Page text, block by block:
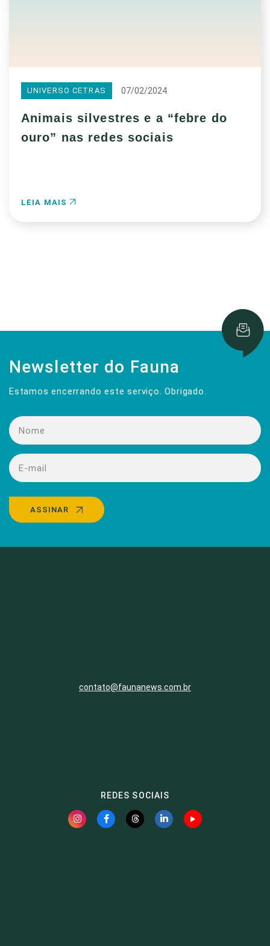
UNIVERSO CETRAS 07/02/2024
Animais silvestres e a “febre do
ouro” nas redes sociais
LEIA MAIS
Newsletter do Fauna
Estamos encerrando este serviço. Obrigado.
ASSINAR
contato@faunanews.com.br
REDES SOCIAIS